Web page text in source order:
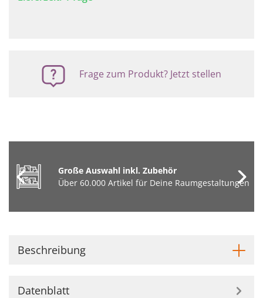
Frage zum Produkt? Jetzt stellen
Große Auswahl inkl. Zubehör
Über 60.000 Artikel für Deine Raumgestaltungen
Beschreibung
Datenblatt